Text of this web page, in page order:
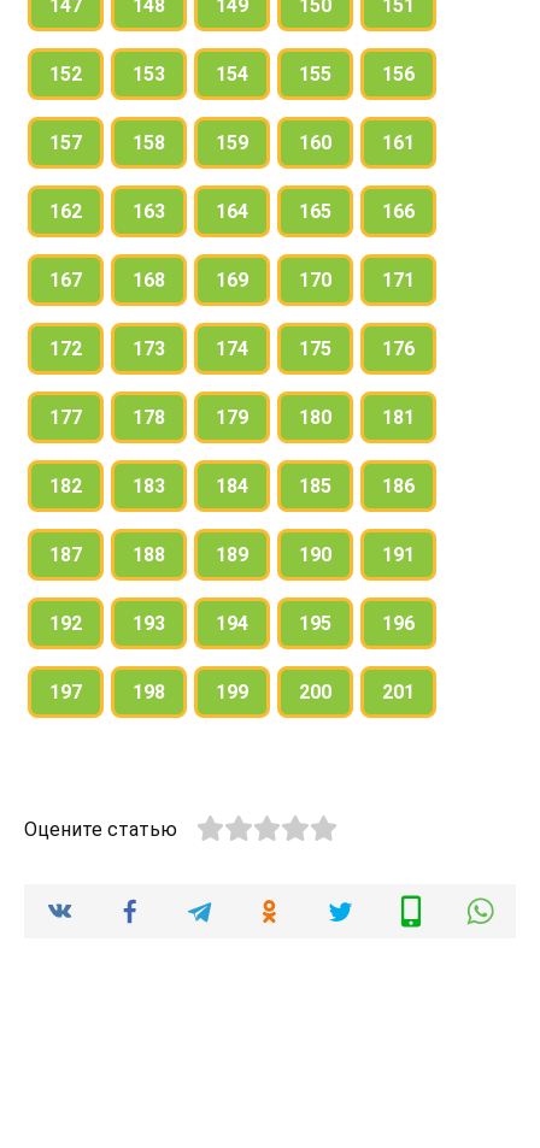
147 148 149 150 151
152 153 154 155 156
157 158 159 160 161
162 163 164 165 166
167 168 169 170 171
172 173 174 175 176
177 178 179 180 181
182 183 184 185 186
187 188 189 190 191
192 193 194 195 196
197 198 199 200 201
Оцените статью